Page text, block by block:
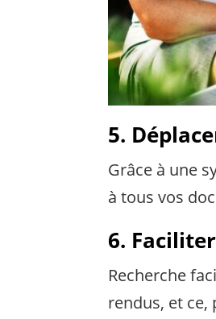
5.
Grâce à une
à tous vos
6.
Recherche
rendus, et ce,